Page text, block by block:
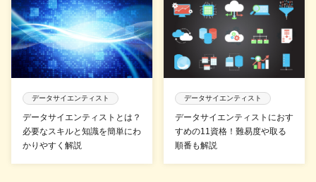
データサイエンティスト
データサイエンティストとは？
必要なスキルと知識を簡単にわ
かりやすく解説
データサイエンティスト
データサイエンティストにおす
すめの11資格！難易度や取る
順番も解説